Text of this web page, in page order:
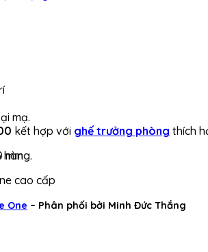
hàng.
mạ.
kết hợp với ghế trưởng phòng thích
mm
cao cấp
One – Phân phối bởi Minh Đức Thắng